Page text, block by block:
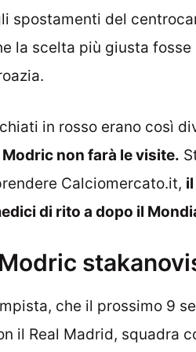
spostamenti del
la scelta più giusta
in rosso erano così
Modric non farà le visite.
Calciomercato.it,
di rito a dopo il
che il prossimo 9
il Real Madrid, squadra